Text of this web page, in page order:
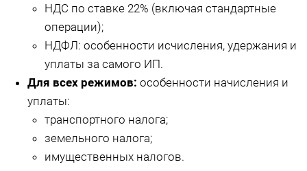
НДС по ставке 22% (включая стандартные
операции);
НДФЛ: особенности исчисления, удержания и
уплаты за самого ИП.
Для всех режимов: особенности начисления и
уплаты:
транспортного налога;
земельного налога;
имущественных налогов.